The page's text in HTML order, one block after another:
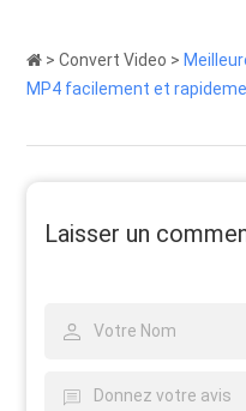
>Convert Video >
MP4 facilement et
Laisser un